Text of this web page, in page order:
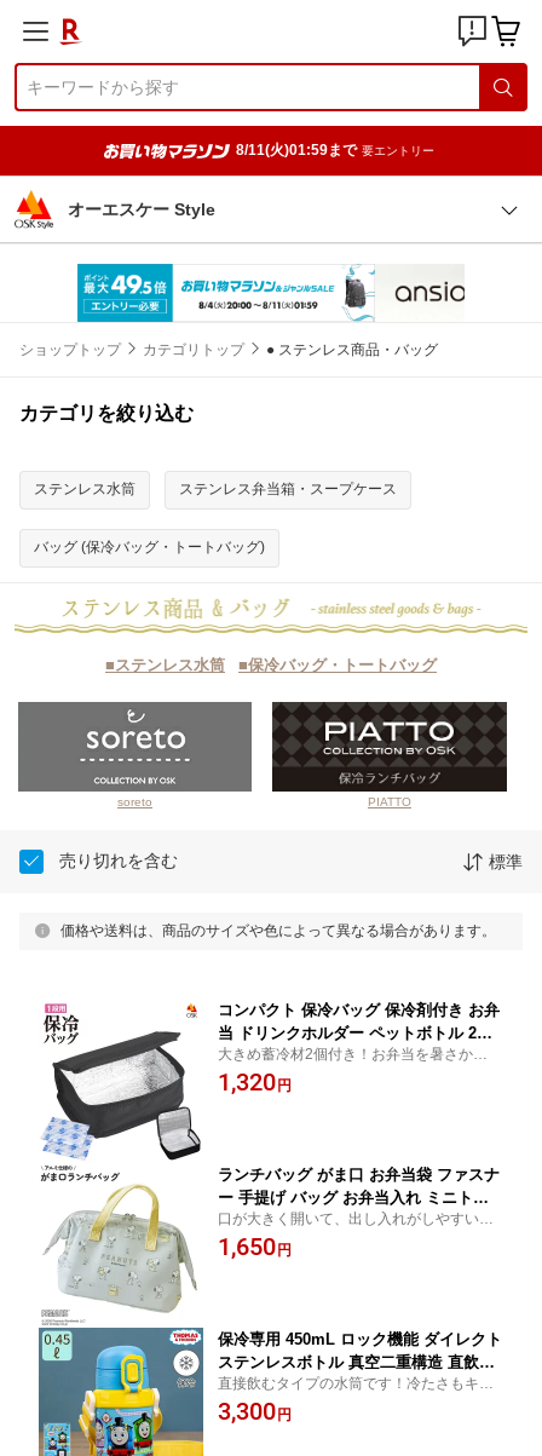
8/11(火)01:59まで 要エントリー
オーエスケー Style
ショップトップ カテゴリトップ ● ステンレス商品・バッグ
カテゴリを絞り込む
ステンレス水筒 ステンレス弁当箱・スープケース
バッグ (保冷バッグ・トートバッグ)
■ステンレス水筒 ■保冷バッグ・トートバッグ
soreto PIATTO
売り切れを含む 標準
価格や送料は、商品のサイズや色によって異なる場合があります。
コンパクト 保冷バッグ 保冷剤付き お弁
当 ドリンクホルダー ペットボトル 2本
小さめ ミニ 薄型 弁当箱 一段用 ファス
ナー付き ランチ 保冷ケース 保冷ポーチ
大きめ蓄冷材2個付き！お弁当を暑さから守
ります。ペットボトルやクールリングの持
ち運びにも！
1,320円
ランチバッグ がま口 お弁当袋 ファスナ
ー 手提げ バッグ お弁当入れ ミニトー
ト ランチワイヤーバッグ レジャー アル
ミ 加工 マチ 広い おしゃれ レディース
口が大きく開いて、出し入れがしやすい！
ファスナー付きで持ち運びも安心
1,650円
保冷専用 450mL ロック機能 ダイレクト
ステンレスボトル 真空二重構造 直飲み
水筒 子供 キッズ 洗いやすい 肩掛け 紐
ひも 肩ひも付き 肩掛け付き ショルダー
直接飲むタイプの水筒です！冷たさもキー
プするステンレスボトル
3,300円